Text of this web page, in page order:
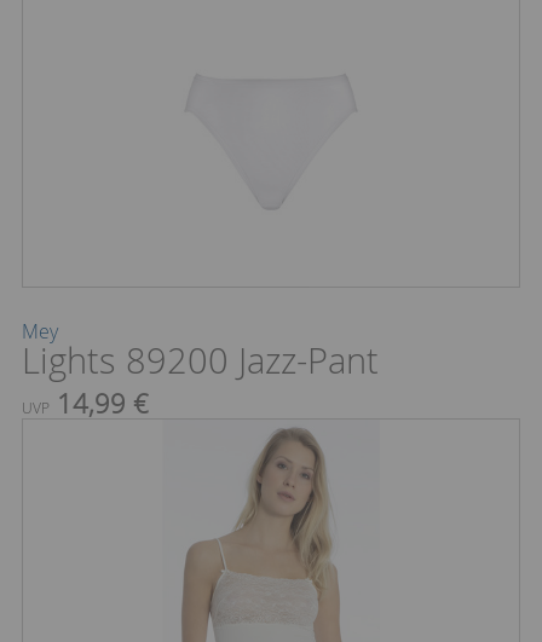
Mey
Lights 89200 Jazz-Pant
UVP 14,99 €